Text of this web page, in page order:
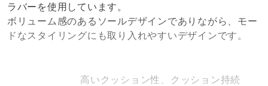
セール
ラバーを使用しています。
ボリューム感のあるソールデザインでありながら、モー
ドなスタイリングにも取り入れやすいデザインです。
高いクッション性、クッション持続